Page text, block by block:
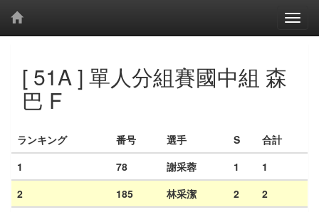
[ 51A ] 單人分組賽國中組 森
巴 F
ランキング 番号 選手 S
合計
1
78 謝采蓉 1
1
2
185 林采潔 2
2